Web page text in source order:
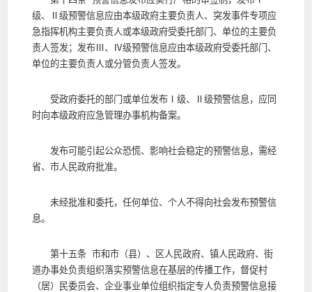
级、Ⅱ级预警信息应由本级政府主要负责人、突发事件专项应
急指挥机构主要负责人或本级政府受委托部门、单位的主要负
责人签发；发布Ⅲ、Ⅳ级预警信息应由本级政府受委托部门、
单位的主要负责人或分管负责人签发。
受政府委托的部门或单位发布Ⅰ级、Ⅱ级预警信息，应同
时向本级政府应急管理办事机构备案。
发布可能引起公众恐慌、影响社会稳定的预警信息，需经
省、市人民政府批准。
未经批准和委托，任何单位、个人不得向社会发布预警信
息。
第十五条 市和市（县）、区人民政府、镇人民政府、街
道办事处负责组织落实预警信息在基层的传播工作，督促村
（居）民委员会、企业事业单位组织指定专人负责预警信息接